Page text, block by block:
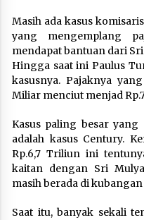
Masih ada kasus
yang mengemplang
mendapat bantuan dari
Hingga saat ini Paulus
kasusnya. Pajaknya
Miliar menciut menjad
Kasus paling besar
adalah kasus Century.
Rp.6,7 Triliun ini
kaitan dengan Sri
masih berada di
Saat itu, banyak sekali